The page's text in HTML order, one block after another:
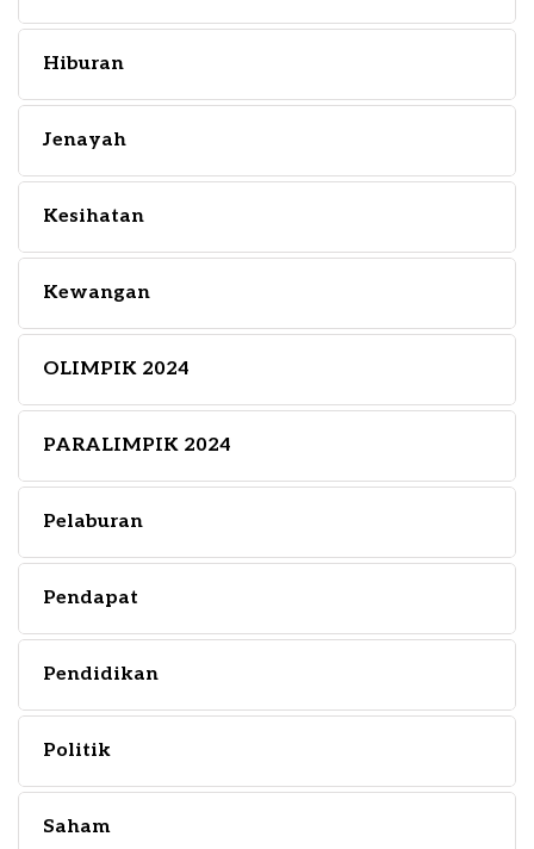
Hiburan
Jenayah
Kesihatan
Kewangan
OLIMPIK 2024
PARALIMPIK 2024
Pelaburan
Pendapat
Pendidikan
Politik
Saham